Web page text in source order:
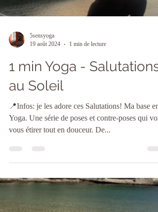
5sensyoga
19 août 2024
1 min de lecture
1 min Yoga - Salutations
au Soleil
📍Infos: je les adore ces Salutations! Ma base en
Yoga. Une série de poses et contre-poses qui
vous étirer tout en douceur. De...